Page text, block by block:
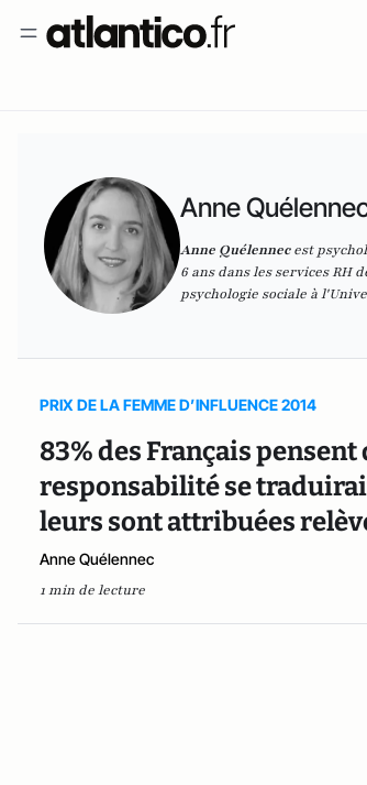
Anne
Anne Quélennecest
6 ans dans les services RH
psychologie sociale à
PRIX DE LA FEMME D’INFLUENCE 2014
83% des Français
responsabilité se
leurs sont attribuées
Anne Quélennec
1 min de lecture